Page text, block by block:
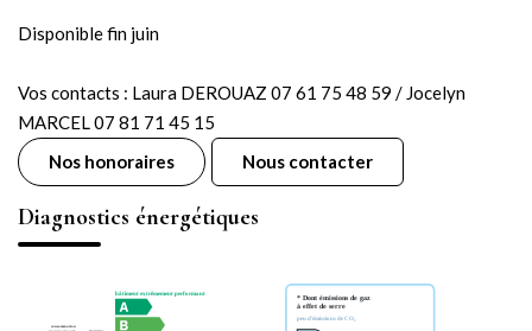
Disponible fin juin
Vos contacts : Laura DEROUAZ 07 61 75 48 59 / Jocelyn
MARCEL 07 81 71 45 15
Nos honoraires
Nous contacter
Diagnostics énergétiques